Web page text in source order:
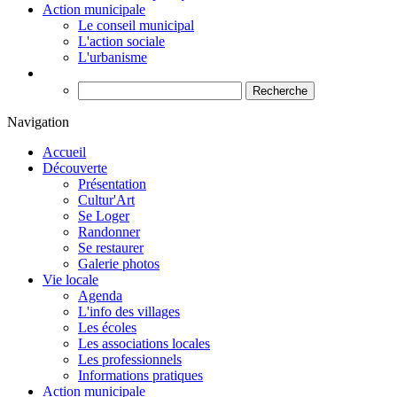
Action municipale
Le conseil municipal
L'action sociale
L'urbanisme
Recherche
Navigation
Accueil
Découverte
Présentation
Cultur'Art
Se Loger
Randonner
Se restaurer
Galerie photos
Vie locale
Agenda
L'info des villages
Les écoles
Les associations locales
Les professionnels
Informations pratiques
Action municipale